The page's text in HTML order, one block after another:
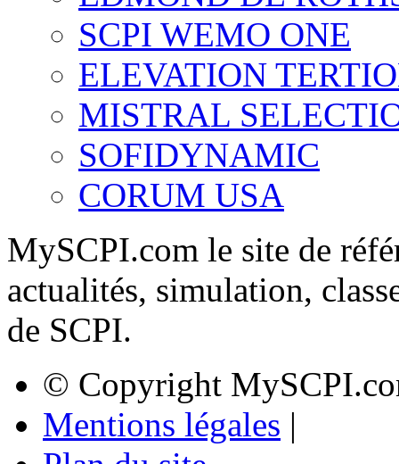
SCPI WEMO ONE
ELEVATION
MISTRAL
SOFIDYNAMIC
CORUM USA
MySCPI.com le site de
actualités, simulation,
de SCPI.
© Copyright
Mentions légales |